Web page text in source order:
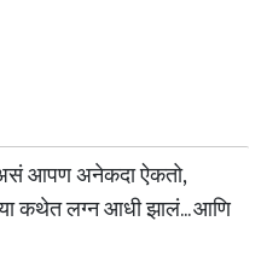
असं आपण अनेकदा ऐकतो,
कथेत लग्न आधी झालं... आणि